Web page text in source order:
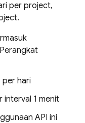
per project,
hari
interval 1 menit
API ini